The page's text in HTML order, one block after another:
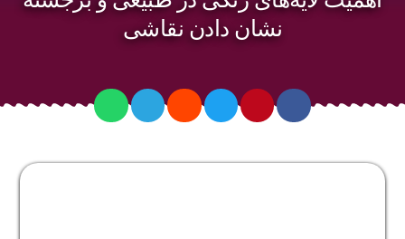
نشان دادن نقاشی